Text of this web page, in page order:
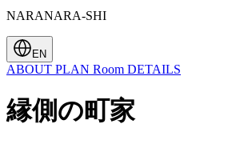
NARANARA-SHI
EN
ABOUT PLAN Room DETAILS
縁側の町家